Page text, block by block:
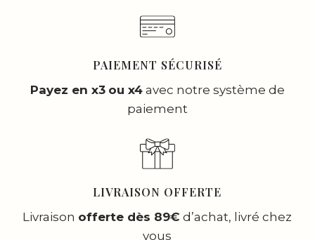
PAIEMENT SÉCURISÉ
Payez en x3 ou x4avec notre système de
paiement
LIVRAISON OFFERTE
Livraison offerte dès 89€ d’achat, livré chez
vous